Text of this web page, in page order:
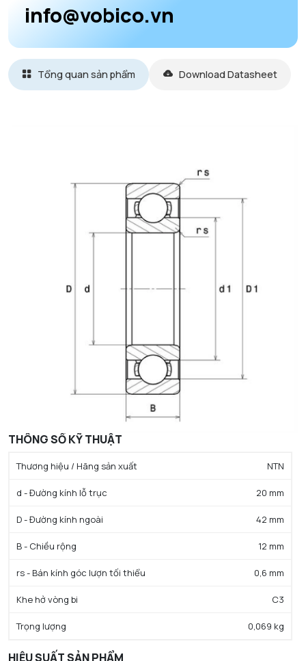
info@vobico.vn
Tổng quan sản phẩm Download Datasheet
THÔNG SỐ KỸ THUẬT
Thương hiệu / Hãng sản xuất NTN
d - Đường kính lỗ trục 20 mm
D - Đường kính ngoài 42 mm
B - Chiều rộng 12 mm
rs - Bán kính góc lượn tối thiểu 0,6 mm
Khe hở vòng bi C3
Trọng lượng 0,069 kg
HIỆU SUẤT SẢN PHẨM